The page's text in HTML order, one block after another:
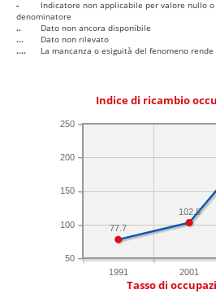
-
Indicatore non applicabile per valore nullo
denominatore
..
Dato non ancora disponibile
...
Dato non rilevato
....
La mancanza o esiguità del fenomeno
Indice di ricambio
1991 2001
50
100
150
200
250
102.8
77.7
Tasso di